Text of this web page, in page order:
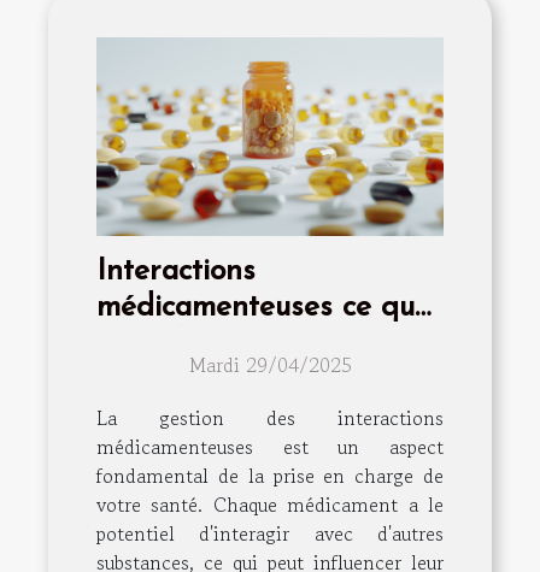
Interactions
médicamenteuses ce que
votre bien-être quotidien
Mardi 29/04/2025
La gestion des interactions
médicamenteuses est un aspect
fondamental de la prise en charge de
votre santé. Chaque médicament a le
potentiel d'interagir avec d'autres
substances, ce qui peut influencer leur